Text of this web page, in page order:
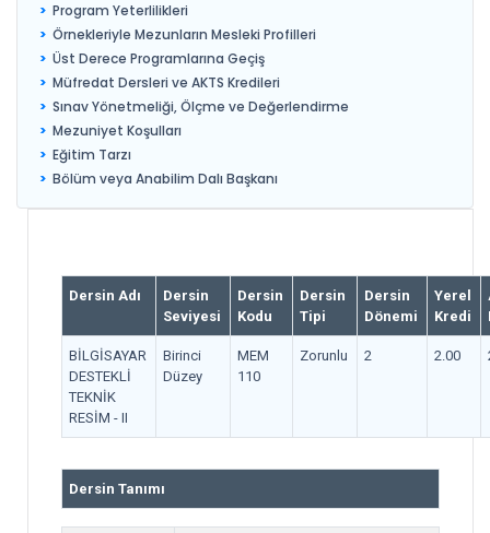
Program Yeterlilikleri
Örnekleriyle Mezunların Mesleki Profilleri
Üst Derece Programlarına Geçiş
Müfredat Dersleri ve AKTS Kredileri
Sınav Yönetmeliği, Ölçme ve Değerlendirme
Mezuniyet Koşulları
Eğitim Tarzı
Bölüm veya Anabilim Dalı Başkanı
Dersin Adı
Dersin
Seviyesi
Dersin
Kodu
Dersin
Tipi
Dersin
Dönemi
Yerel
Kredi
BİLGİSAYAR
DESTEKLİ
TEKNİK
RESİM - II
Birinci
Düzey
MEM
110
Zorunlu 2 2.00
Dersin Tanımı